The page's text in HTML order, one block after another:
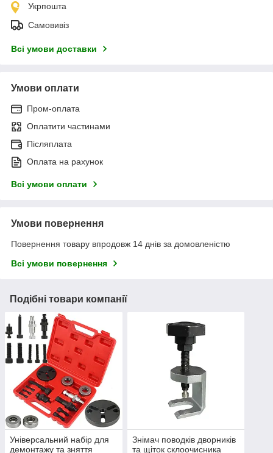
Укрпошта
Самовивіз
Всі умови доставки
Умови оплати
Пром-оплата
Оплатити частинами
Післяплата
Оплата на рахунок
Всі умови оплати
Умови повернення
Повернення товару впродовж 14 днів за домовленістю
Всі умови повернення
Подібні товари компанії
Універсальний набір для
демонтажу та зняття
Знімач поводків дворників
та щіток склоочисника